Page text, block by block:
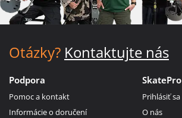
Otázky? Kontaktujte nás
Podpora
Pomoc a kontakt
Informácie o doručení
SkatePro
Prihlásiť sa
O nás